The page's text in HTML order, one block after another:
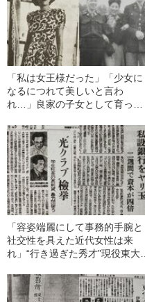
「私は女王様だった」「少女に
なるにつれて美しいと言わ
れ…」良家の子女として育った
倫”の重い一歩
「容姿端麗にして事務的手腕と
社交性を具えた近代女性は来
れ」“行き過ぎた秀才”現役東大生